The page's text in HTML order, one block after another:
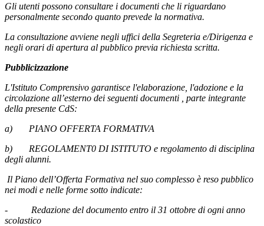
Gli utenti possono consultare i documenti che li riguardano
personalmente secondo quanto prevede la normativa.
La consultazione avviene negli uffici della Segreteria e/Dirigenza e
negli orari di apertura al pubblico previa richiesta scritta.
Pubblicizzazione
L'Istituto Comprensivo garantisce l'elaborazione, l'adozione e la
circolazione all’esterno dei seguenti documenti , parte integrante
della presente CdS:
a) PIANO OFFERTA FORMATIVA
b) REGOLAMENT0 DI ISTITUTO e regolamento di disciplina
degli alunni.
Il Piano dell’Offerta Formativa nel suo complesso è reso pubblico
nei modi e nelle forme sotto indicate:
- Redazione del documento entro il 31 ottobre di ogni anno
scolastico